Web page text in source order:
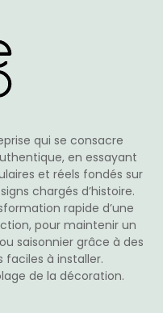
qui se consacre
en essayant
et réels fondés sur
chargés d’histoire.
rapide d’une
pour maintenir un
saisonnier grâce à des
faciles à installer.
de la décoration.